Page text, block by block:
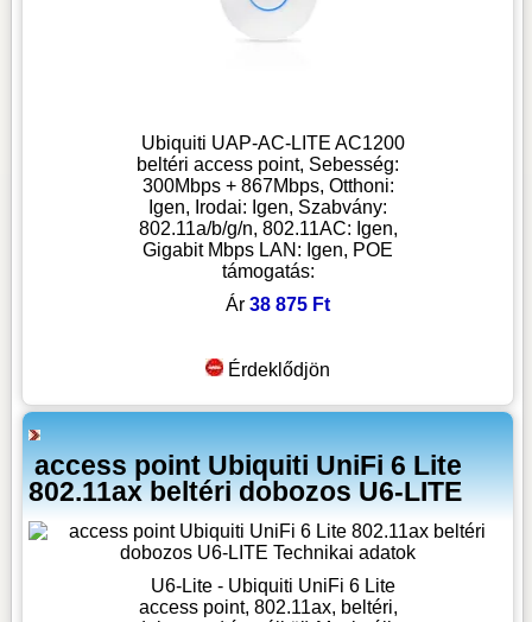
Ubiquiti UAP-AC-LITE AC1200
beltéri access point, Sebesség:
300Mbps + 867Mbps, Otthoni:
Igen, Irodai: Igen, Szabvány:
802.11a/b/g/n, 802.11AC: Igen,
Gigabit Mbps LAN: Igen, POE
támogatás:
Ár38 875 Ft
Érdeklődjön
access point Ubiquiti UniFi 6 Lite
802.11ax beltéri dobozos U6-LITE
U6-Lite - Ubiquiti UniFi 6 Lite
access point, 802.11ax, beltéri,